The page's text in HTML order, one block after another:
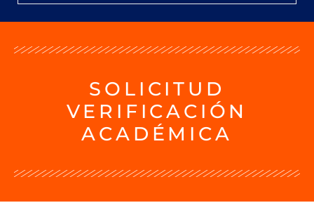
SOLICITUD
VERIFICACIÓN
ACADÉMICA